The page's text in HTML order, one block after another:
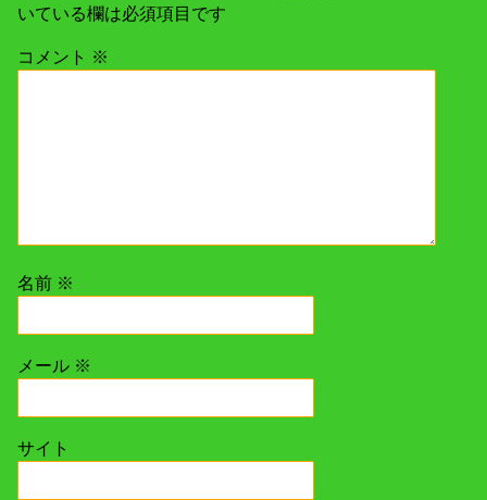
いている欄は必須項目です
コメント ※
名前 ※
メール ※
サイト